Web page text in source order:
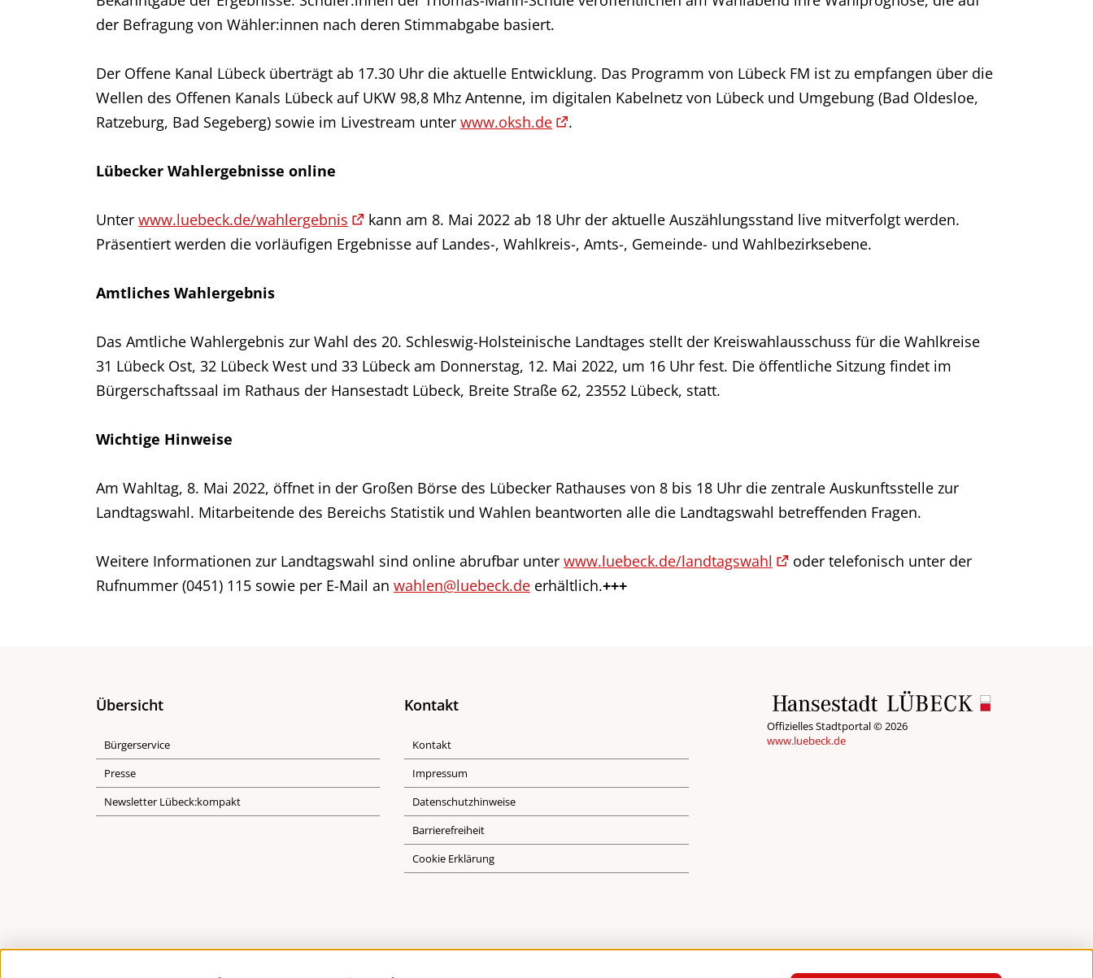
der Befragung von Wähler:innen nach deren Stimmabgabe basiert.
Der Offene Kanal Lübeck überträgt ab 17.30 Uhr die aktuelle Entwicklung. Das Programm von Lübeck FM ist zu empfangen über die
Wellen des Offenen Kanals Lübeck auf UKW 98,8 Mhz Antenne, im digitalen Kabelnetz von Lübeck und Umgebung (Bad Oldesloe,
Ratzeburg, Bad Segeberg) sowie im Livestream unter www.oksh.de .
Lübecker Wahlergebnisse online
Unter www.luebeck.de/wahlergebnis
kann am 8. Mai 2022 ab 18 Uhr der aktuelle Auszählungsstand live mitverfolgt werden.
Präsentiert werden die vorläufigen Ergebnisse auf Landes-, Wahlkreis-, Amts-, Gemeinde- und Wahlbezirksebene.
Amtliches Wahlergebnis
Das Amtliche Wahlergebnis zur Wahl des 20. Schleswig-Holsteinische Landtages stellt der Kreiswahlausschuss für die Wahlkreise
31 Lübeck Ost, 32 Lübeck West und 33 Lübeck am Donnerstag, 12. Mai 2022, um 16 Uhr fest. Die öffentliche Sitzung findet im
Bürgerschaftssaal im Rathaus der Hansestadt Lübeck, Breite Straße 62, 23552 Lübeck, statt.
Wichtige Hinweise
Am Wahltag, 8. Mai 2022, öffnet in der Großen Börse des Lübecker Rathauses von 8 bis 18 Uhr die zentrale Auskunftsstelle zur
Landtagswahl. Mitarbeitende des Bereichs Statistik und Wahlen beantworten alle die Landtagswahl betreffenden Fragen.
Weitere Informationen zur Landtagswahl sind online abrufbar unter www.luebeck.de/landtagswahl
oder telefonisch unter der
Rufnummer (0451) 115 sowie per E-Mail an wahlen@luebeck.de erhältlich.+++
Übersicht
Bürgerservice
Presse
Newsletter Lübeck:kompakt
Kontakt
Kontakt
Impressum
Datenschutzhinweise
Barrierefreiheit
Cookie Erklärung
Offizielles Stadtportal © 2026
www.luebeck.de